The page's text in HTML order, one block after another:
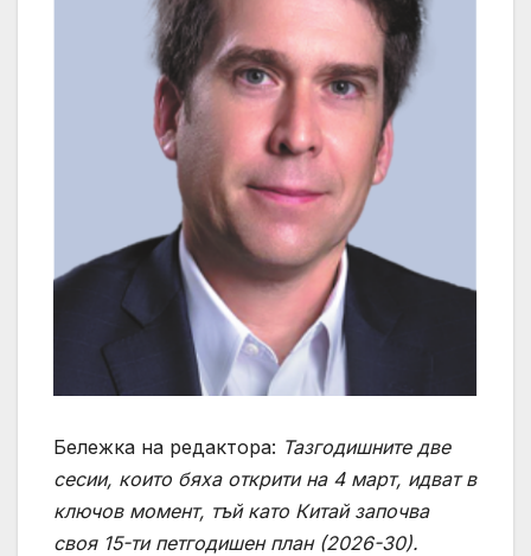
Бележка на редактора: Тазгодишните две
сесии, които бяха открити на 4 март, идват в
ключов момент, тъй като Китай започва
своя 15-ти петгодишен план (2026-30).